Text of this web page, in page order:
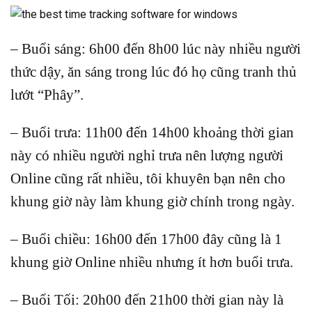
– Buổi sáng: 6h00 đến 8h00 lúc này nhiều người
thức dậy, ăn sáng trong lúc đó họ cũng tranh thủ
lướt “Phây”.
– Buổi trưa: 11h00 đến 14h00 khoảng thời gian
này có nhiều người nghỉ trưa nên lượng người
Online cũng rất nhiều, tôi khuyên bạn nên cho
khung giờ này làm khung giờ chính trong ngày.
– Buổi chiều: 16h00 đến 17h00 đây cũng là 1
khung giờ Online nhiều nhưng ít hơn buổi trưa.
– Buổi Tối: 20h00 đến 21h00 thời gian này là